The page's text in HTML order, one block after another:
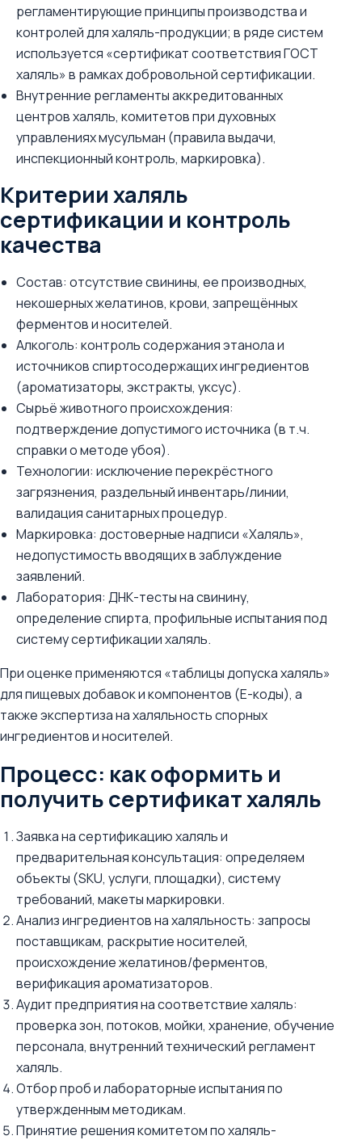
регламентирующие принципы производства и
контролей для халяль-продукции; в ряде систем
используется «сертификат соответствия ГОСТ
халяль» в рамках добровольной сертификации.
Внутренние регламенты аккредитованных
центров халяль, комитетов при духовных
управлениях мусульман (правила выдачи,
инспекционный контроль, маркировка).
Критерии халяль
сертификации и контроль
качества
Состав: отсутствие свинины, ее производных,
некошерных желатинов, крови, запрещённых
ферментов и носителей.
Алкоголь: контроль содержания этанола и
источников спиртосодержащих ингредиентов
(ароматизаторы, экстракты, уксус).
Сырьё животного происхождения:
подтверждение допустимого источника (в т.ч.
справки о методе убоя).
Технологии: исключение перекрёстного
загрязнения, раздельный инвентарь/линии,
валидация санитарных процедур.
Маркировка: достоверные надписи «Халяль»,
недопустимость вводящих в заблуждение
заявлений.
Лаборатория: ДНК-тесты на свинину,
определение спирта, профильные испытания под
систему сертификации халяль.
При оценке применяются «таблицы допуска халяль»
для пищевых добавок и компонентов (E-коды), а
также экспертиза на халяльность спорных
ингредиентов и носителей.
Процесс: как оформить и
получить сертификат халяль
Заявка на сертификацию халяль и
предварительная консультация: определяем
объекты (SKU, услуги, площадки), систему
требований, макеты маркировки.
Анализ ингредиентов на халяльность: запросы
поставщикам, раскрытие носителей,
происхождение желатинов/ферментов,
верификация ароматизаторов.
Аудит предприятия на соответствие халяль:
проверка зон, потоков, мойки, хранение, обучение
персонала, внутренний технический регламент
халяль.
Отбор проб и лабораторные испытания по
утвержденным методикам.
Принятие решения комитетом по халяль-